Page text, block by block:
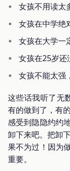
女孩不用读太
女孩在中学绝
女孩在大学一
女孩在25岁还
女孩不能太强
这些话我听了无
有的做到了，有
感受到隐隐约约
卸下来吧。把卸
果不为过！因为
重要。